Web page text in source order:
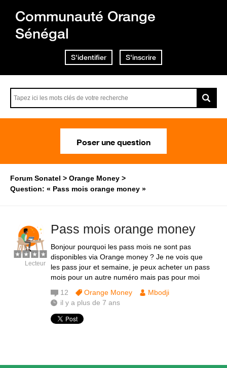
Communauté Orange
Sénégal
S'identifier S'inscrire
Poser une question
Forum Sonatel
Orange Money
Question: « Pass mois orange money »
Pass mois orange money
Bonjour pourquoi les pass mois ne sont pas
disponibles via Orange money ? Je ne vois que
les pass jour et semaine, je peux acheter un pass
mois pour un autre numéro mais pas pour moi
Lecteur
12 Orange Money
Mbodji
il y a plus de 7 ans